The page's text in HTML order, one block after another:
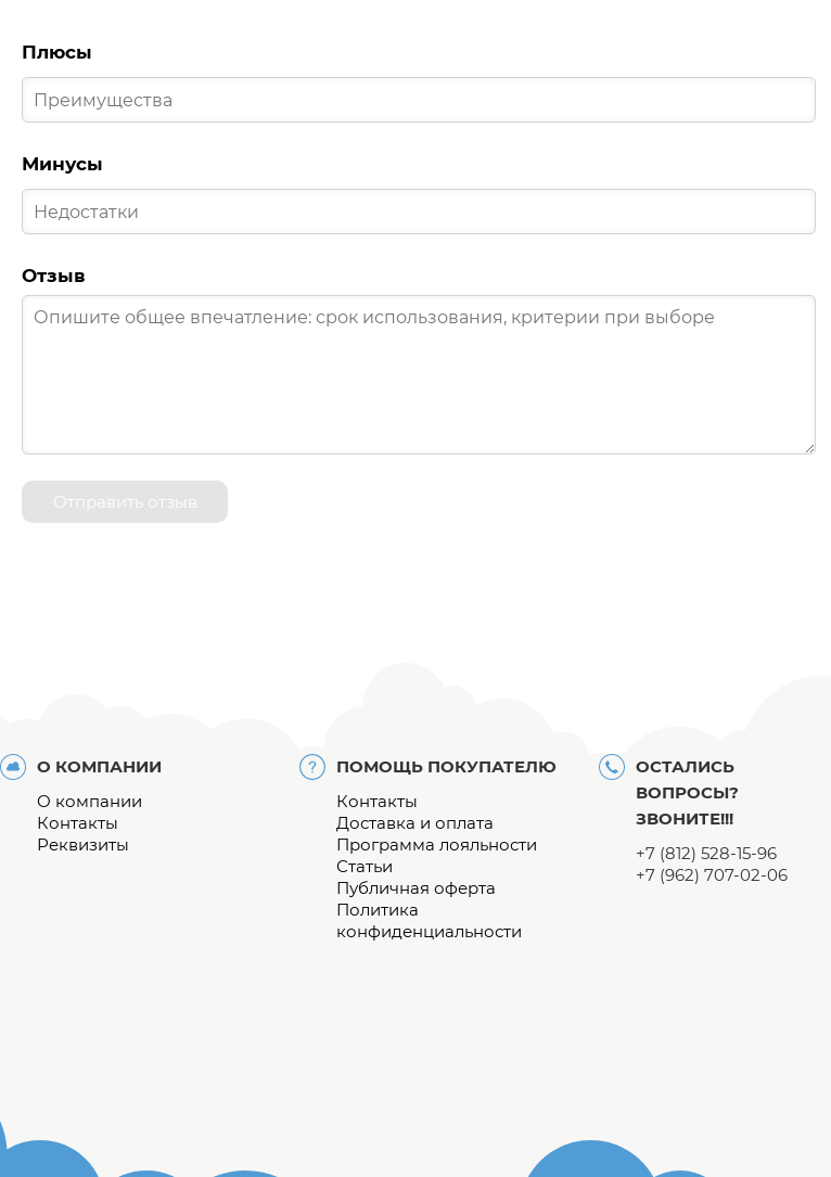
Плюсы
Минусы
Отзыв
Отправить отзыв
О КОМПАНИИ
О компании
Контакты
Реквизиты
ПОМОЩЬ ПОКУПАТЕЛЮ
Контакты
Доставка и оплата
Программа лояльности
Статьи
Публичная оферта
Политика
конфиденциальности
ОСТАЛИСЬ
ВОПРОСЫ?
ЗВОНИТЕ!!!
+7 (812) 528-15-96
+7 (962) 707-02-06